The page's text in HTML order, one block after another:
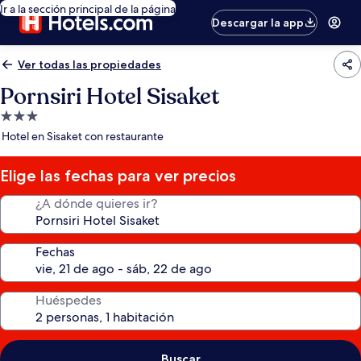
Ir a la sección principal de la página
Descargar la app
Ver todas las propiedades
Pornsiri Hotel Sisaket
Propiedad
de
estrellas
Hotel en Sisaket con restaurante
Elige las fechas para ver precios
¿A dónde quieres ir?
Fechas
Huéspedes